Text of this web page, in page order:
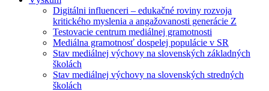
Digitálni influenceri – edukačné roviny rozvoja
kritického myslenia a angažovanosti generácie Z
Testovacie centrum mediálnej gramotnosti
Mediálna gramotnosť dospelej populácie v SR
Stav mediálnej výchovy na slovenských základných
školách
Stav mediálnej výchovy na slovenských stredných
školách